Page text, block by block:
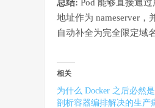
总结: Pod 能够直接通
地址作为 nameserver
自动补全为完全限定域
相关
为什么 Docker 之后必然
剖析容器编排解决的生产